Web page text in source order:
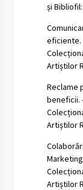
și
eficiente.
Artiștilor
Reclame
beneficii.
Artiștilor
Artiștilor